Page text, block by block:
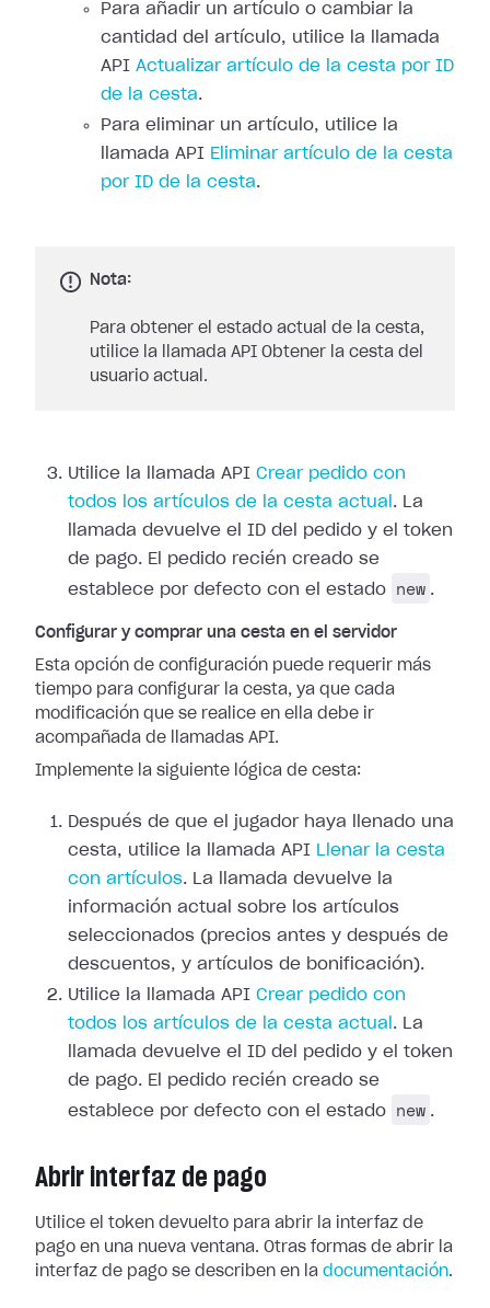
Para añadir un artículo o cambiar la
cantidad del artículo, utilice la llamada
API Actualizar artículo de la cesta por ID
de la cesta.
Para eliminar un artículo, utilice la
llamada API Eliminar artículo de la cesta
por ID de la cesta.
Nota:
Para obtener el estado actual de la cesta,
utilice la llamada API Obtener la cesta del
usuario actual.
Utilice la llamada API Crear pedido con
todos los artículos de la cesta actual . La
llamada devuelve el ID del pedido y el token
de pago. El pedido recién creado se
establece por defecto con el estado
new .
Configurar y comprar una cesta en el servidor
Esta opción de configuración puede requerir más
tiempo para configurar la cesta, ya que cada
modificación que se realice en ella debe ir
acompañada de llamadas API.
Implemente la siguiente lógica de cesta:
Después de que el jugador haya llenado una
cesta, utilice la llamada API Llenar la cesta
con artículos. La llamada devuelve la
información actual sobre los artículos
seleccionados (precios antes y después de
descuentos, y artículos de bonificación).
Utilice la llamada API Crear pedido con
todos los artículos de la cesta actual . La
llamada devuelve el ID del pedido y el token
de pago. El pedido recién creado se
establece por defecto con el estado
new .
Abrir interfaz de pago
Utilice el token devuelto para abrir la interfaz de
pago en una nueva ventana. Otras formas de abrir la
interfaz de pago se describen en la documentación.